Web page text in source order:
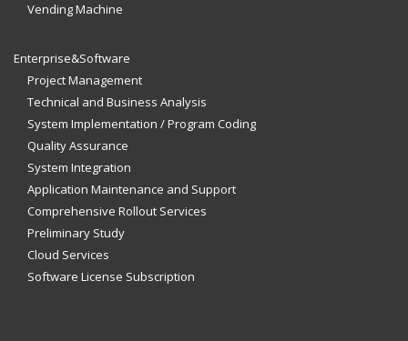
Vending Machine
Enterprise&Software
Project Management
Technical and Business Analysis
System Implementation / Program Coding
Quality Assurance
System Integration
Application Maintenance and Support
Comprehensive Rollout Services
Preliminary Study
Cloud Services
Software License Subscription